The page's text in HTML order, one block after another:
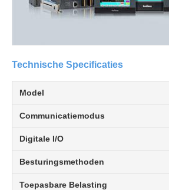
Technische Specificaties
Model
Communicatiemodus
Digitale I/O
Besturingsmethoden
Toepasbare Belasting